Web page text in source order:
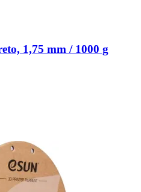
1,75 mm / 1000 g